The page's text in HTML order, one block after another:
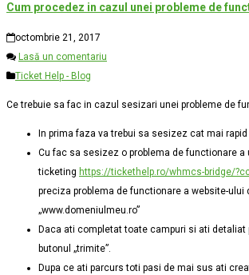
Cum procedez in cazul unei probleme de
octombrie 21, 2017
Lasă un comentariu
Ticket Help - Blog
Ce trebuie sa fac in cazul sesizari unei probleme de
In prima faza va trebui sa sesizez cat mai
Cu fac sa sesizez o problema de functionare a
ticketing https://tickethelp.ro/whmcs-bridge/
preciza problema de functionare a website-
„www.domeniulmeu.ro”
Daca ati completat toate campuri si ati detaliat
butonul „trimite”.
Dupa ce ati parcurs toti pasi de mai sus ati